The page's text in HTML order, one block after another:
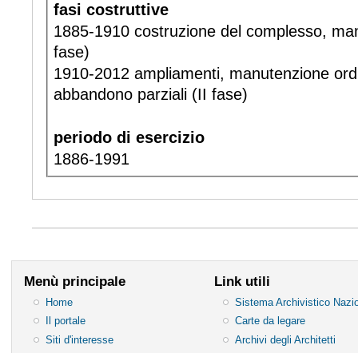
fasi costruttive
1885-1910 costruzione del complesso,
fase)
1910-2012 ampliamenti, manutenzione
abbandono parziali (II fase)
periodo di esercizio
1886-1991
Menù principale
Home
Il portale
Siti d'interesse
Link utili
Sistema Archivistico
Carte da legare
Archivi degli Architetti